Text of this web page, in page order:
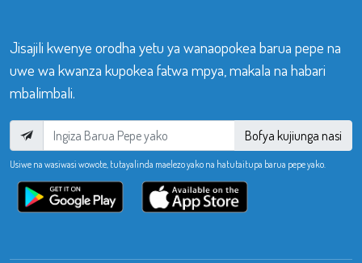
Jisajili kwenye orodha yetu ya wanaopokea barua pepe na
uwe wa kwanza kupokea fatwa mpya, makala na habari
mbalimbali.
Bofya kujiunga nasi
Usiwe na wasiwasi wowote, tutayalinda maelezo yako na hatutaitupa barua pepe yako.